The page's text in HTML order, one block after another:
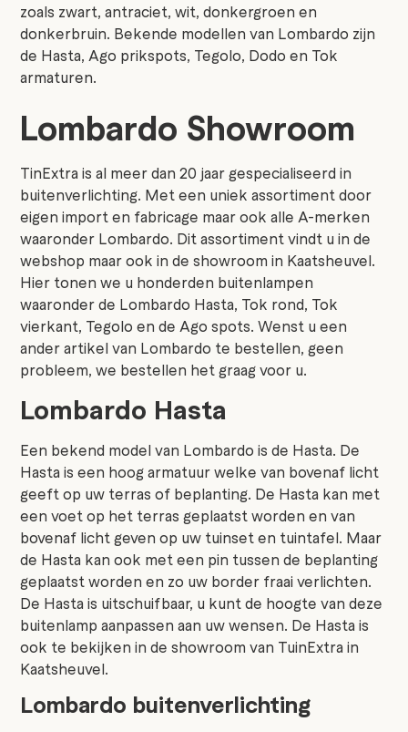
zoals zwart, antraciet, wit, donkergroen en
donkerbruin. Bekende modellen van Lombardo zijn
de Hasta, Ago prikspots, Tegolo, Dodo en Tok
armaturen.
Lombardo Showroom
TinExtra is al meer dan 20 jaar gespecialiseerd in
buitenverlichting. Met een uniek assortiment door
eigen import en fabricage maar ook alle A-merken
waaronder Lombardo. Dit assortiment vindt u in de
webshop maar ook in de showroom in Kaatsheuvel.
Hier tonen we u honderden buitenlampen
waaronder de Lombardo Hasta, Tok rond, Tok
vierkant, Tegolo en de Ago spots. Wenst u een
ander artikel van Lombardo te bestellen, geen
probleem, we bestellen het graag voor u.
Lombardo Hasta
Een bekend model van Lombardo is de Hasta. De
Hasta is een hoog armatuur welke van bovenaf licht
geeft op uw terras of beplanting. De Hasta kan met
een voet op het terras geplaatst worden en van
bovenaf licht geven op uw tuinset en tuintafel. Maar
de Hasta kan ook met een pin tussen de beplanting
geplaatst worden en zo uw border fraai verlichten.
De Hasta is uitschuifbaar, u kunt de hoogte van deze
buitenlamp aanpassen aan uw wensen. De Hasta is
ook te bekijken in de showroom van TuinExtra in
Kaatsheuvel.
Lombardo buitenverlichting